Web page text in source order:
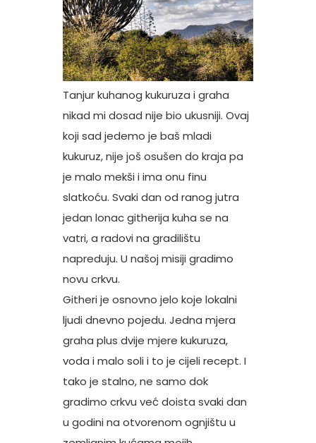
Tanjur kuhanog kukuruza i graha
nikad mi dosad nije bio ukusniji. Ovaj
koji sad jedemo je baš mladi
kukuruz, nije još osušen do kraja pa
je malo mekši i ima onu finu
slatkoću. Svaki dan od ranog jutra
jedan lonac githerija kuha se na
vatri, a radovi na gradilištu
napreduju. U našoj misiji gradimo
novu crkvu.
Githeri je osnovno jelo koje lokalni
ljudi dnevno pojedu. Jedna mjera
graha plus dvije mjere kukuruza,
voda i malo soli i to je cijeli recept. I
tako je stalno, ne samo dok
gradimo crkvu već doista svaki dan
u godini na otvorenom ognjištu u